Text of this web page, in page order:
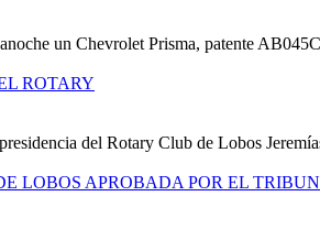
un Chevrolet Prisma, patente
ROTARY
del Rotary Club de Lobos
LOBOS APROBADA POR EL